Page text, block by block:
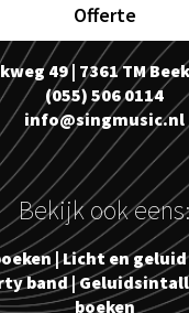
Offerte
49 | 7361 TM
(055) 506 0114
info@singmusic.nl
Bekijk ook eens:
|Licht en
band|
boeken